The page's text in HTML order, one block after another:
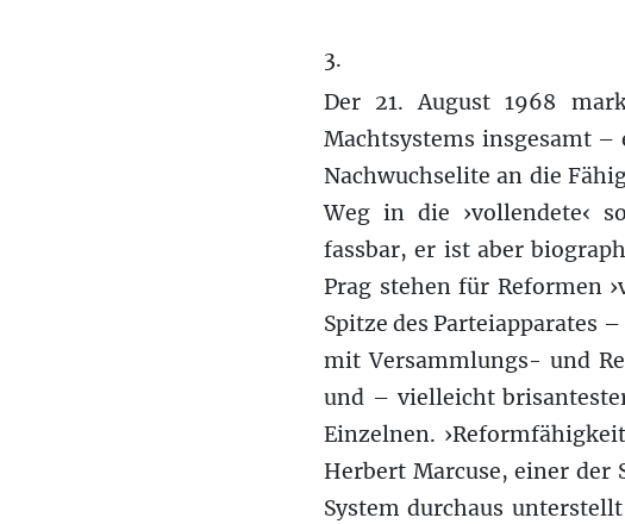
3.
Der 21. August 1968
Machtsystems insgesamt –
Nachwuchselite an die
Weg in die ›vollendete‹
fassbar, er ist aber
Prag stehen für Reformen
Spitze des Parteiapparates
mit Versammlungs- und
und – vielleicht
Einzelnen.
Herbert Marcuse, einer der
System durchaus